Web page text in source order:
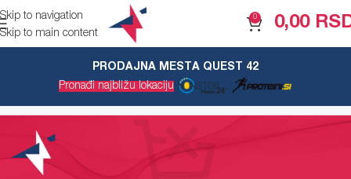
Skip to navigation
Skip to main content
0 0,00
PRODAJNA MESTA QUEST 42
Pronađi najbližu lokacijuKORPA